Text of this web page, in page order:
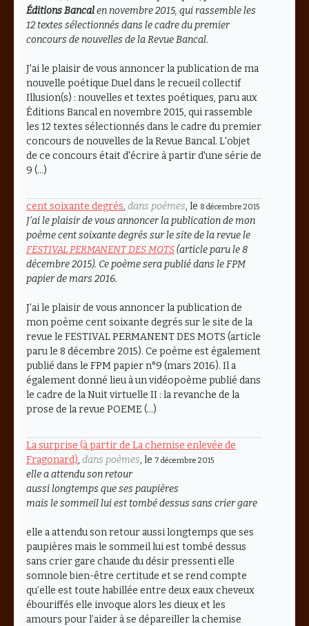
Éditions Bancalen novembre 2015, qui rassemble les
12 textes sélectionnés dans le cadre du premier
concours de nouvelles de la Revue Bancal.
J'ai le plaisir de vous annoncer la publication de ma
nouvelle poétique Duel dans le recueil collectif
Illusion(s) : nouvelles et textes poétiques, paru aux
Éditions Bancal en novembre 2015, qui rassemble
les 12 textes sélectionnés dans le cadre du premier
concours de nouvelles de la Revue Bancal. L'objet
de ce concours était d'écrire à partir d'une série de
9 (…)
cent soixante degrés, dans poèmes, le 8 décembre 2015
J’ai le plaisir de vous annoncer la publication de mon
poèmecent soixante degrés sur le site de la revue le
FESTIVAL PERMANENT DES MOTS(article paru le 8
décembre 2015). Ce poème sera publié dans le FPM
papier de mars 2016.
J'ai le plaisir de vous annoncer la publication de
mon poème cent soixante degrés sur le site de la
revue le FESTIVAL PERMANENT DES MOTS (article
paru le 8 décembre 2015). Ce poème est également
publié dans le FPM papier n°9 (mars 2016). Il a
également donné lieu à un vidéopoème publié dans
le cadre de la Nuit virtuelle II : la revanche de la
prose de la revue POEME (…)
La surprise (à partir de La chemise enlevée de
Fragonard), dans poèmes, le 7 décembre 2015
elle a attendu son retour
aussi longtemps que ses paupières
mais le sommeil lui est tombé dessus sans crier gare
elle a attendu son retour aussi longtemps que ses
paupières mais le sommeil lui est tombé dessus
sans crier gare chaude du désir pressenti elle
somnole bien-être certitude et se rend compte
qu’elle est toute habillée entre deux eaux cheveux
ébouriffés elle invoque alors les dieux et les
amours pour l’aider à se dépareiller la chemise